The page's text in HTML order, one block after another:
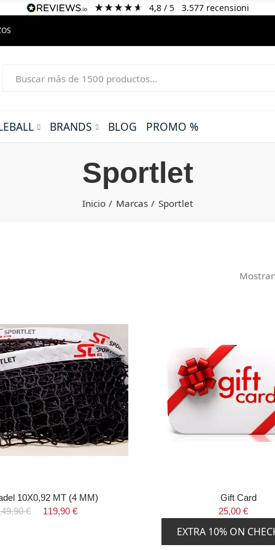
4,8/ 5 3.577 recensioni
BRANDS BLOG PROMO %
Sportlet
Inicio Marcas Sportlet
10X0,92 MT (4 MM)
€
119,90 €
Gift Card
25,00 €
EXTRA 10% ON